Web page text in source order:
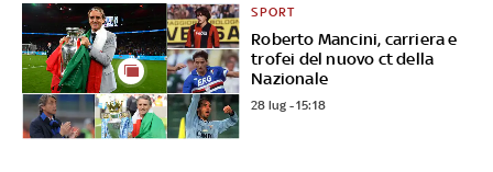
Roberto Mancini, carriera e
trofei del nuovo ct della
Nazionale
SPORT
28 lug - 15:18